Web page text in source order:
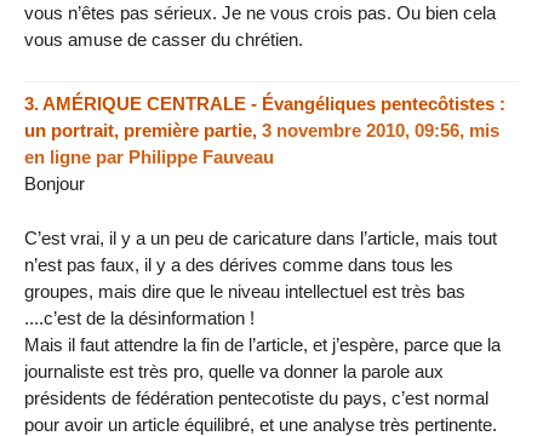
vous n’êtes pas sérieux. Je ne vous crois pas. Ou bien cela
vous amuse de casser du chrétien.
3.AMÉRIQUE CENTRALE - Évangéliques pentecôtistes :
un portrait, première partie, 3 novembre 2010, 09:56, mis
en ligne par Philippe Fauveau
Bonjour
C’est vrai, il y a un peu de caricature dans l’article, mais tout
n’est pas faux, il y a des dérives comme dans tous les
groupes, mais dire que le niveau intellectuel est très bas
....c’est de la désinformation !
Mais il faut attendre la fin de l’article, et j’espère, parce que la
journaliste est très pro, quelle va donner la parole aux
présidents de fédération pentecotiste du pays, c’est normal
pour avoir un article équilibré, et une analyse très pertinente.